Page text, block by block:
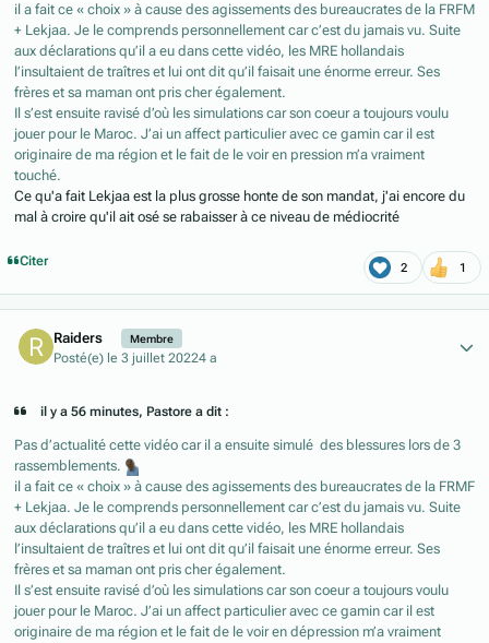
il a fait ce « choix » à cause des agissements des bureaucrates de la FRFM
+ Lekjaa. Je le comprends personnellement car c’est du jamais vu. Suite
aux déclarations qu’il a eu dans cette vidéo, les MRE hollandais
l’insultaient de traîtres et lui ont dit qu’il faisait une énorme erreur. Ses
frères et sa maman ont pris cher également.
Il s’est ensuite ravisé d’où les simulations car son coeur a toujours voulu
jouer pour le Maroc. J’ai un affect particulier avec ce gamin car il est
originaire de ma région et le fait de le voir en pression m’a vraiment
touché.
Ce qu'a fait Lekjaa est la plus grosse honte de son mandat, j'ai encore du
mal à croire qu'il ait osé se rabaisser à ce niveau de médiocrité
Citer 2 1
Raiders Membre
Posté(e) le 3 juillet 20224 a
il y a 56 minutes, Pastore a dit :
Pas d’actualité cette vidéo car il a ensuite simulé des blessures lors de 3
rassemblements.
il a fait ce « choix » à cause des agissements des bureaucrates de la FRMF
+ Lekjaa. Je le comprends personnellement car c’est du jamais vu. Suite
aux déclarations qu’il a eu dans cette vidéo, les MRE hollandais
l’insultaient de traîtres et lui ont dit qu’il faisait une énorme erreur. Ses
frères et sa maman ont pris cher également.
Il s’est ensuite ravisé d’où les simulations car son coeur a toujours voulu
jouer pour le Maroc. J’ai un affect particulier avec ce gamin car il est
originaire de ma région et le fait de le voir en dépression m’a vraiment